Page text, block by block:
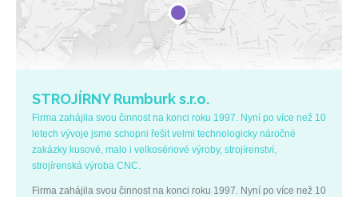
STROJÍRNY Rumburk s.r.o.
Firma zahájila svou činnost na konci roku 1997. Nyní po více než 10
letech vývoje jsme schopni řešit velmi technologicky náročné
zakázky kusové, malo i velkosériové výroby, strojírenství,
strojírenská výroba CNC.
Firma zahájila svou činnost na konci roku 1997. Nyní po více než 10